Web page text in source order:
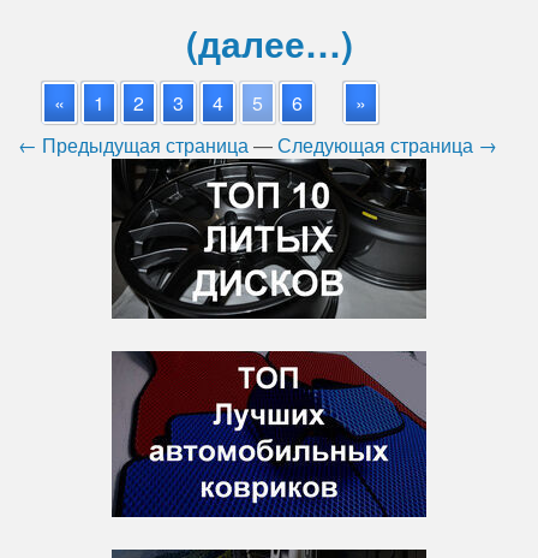
(далее…)
« 1 2 3 4 5 6
»
← Предыдущая страница —Следующая страница →